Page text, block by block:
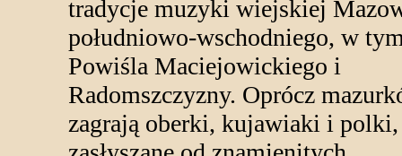
tradycje muzyki wiejskiej
południowo-wschodniego, w
Powiśla Maciejowickiego i
Radomszczyzny. Oprócz
zagrają oberki, kujawiaki i polki,